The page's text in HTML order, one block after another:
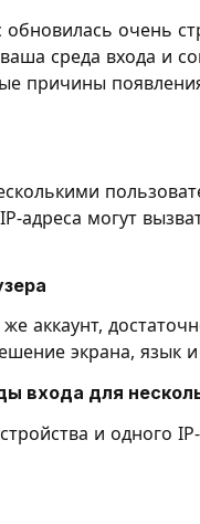
очень
среда входа и
причины
адреса могут
аккаунт,
экрана, язык
входа для
и одного